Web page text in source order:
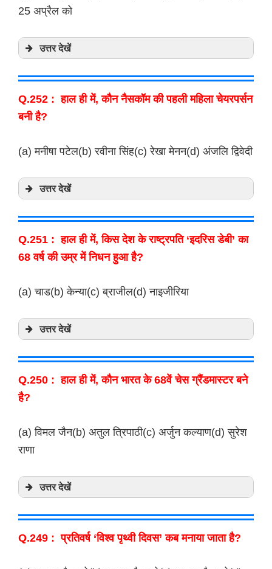
25 अप्रैल को
उत्तर देखें
Q.252 : हाल ही में, कौन नैसकॉम की पहली महिला चेयरपर्सन
बनी है?
(a) मनीषा पटेल(b) रवीना सिंह(c) रेखा मेनन(d) अंजलि द्विवेदी
उत्तर देखें
Q.251 : हाल ही में, किस देश के राष्ट्रपति ‘इदरिस डेबी’ का
68 वर्ष की उम्र में निधन हुआ है?
(a) चाड(b) केन्या(c) ब्राजील(d) नाइजीरिया
उत्तर देखें
Q.250 : हाल ही में, कौन भारत के 68वें चेस ग्रैंडमास्टर बने
है?
(a) विमल जैन(b) अतुल त्रिपाठी(c) अर्जुन कल्याण(d) सुरेश
राणा
उत्तर देखें
Q.249 : प्रतिवर्ष ‘विश्व पृथ्वी दिवस’ कब मनाया जाता है?